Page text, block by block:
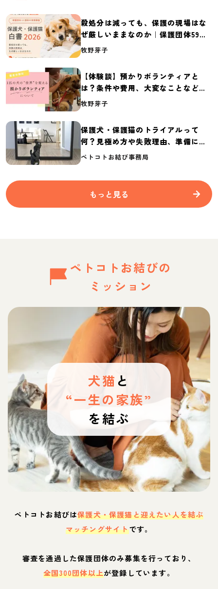
殺処分は減っても、保護の現場はな
ぜ厳しいままなのか｜保護団体59団
体の実態調査【保護犬・保護猫白書
牧野芽子
【体験談】預かりボランティアと
は？条件や費用、大変なことなど紹
介
牧野芽子
保護犬・保護猫のトライアルって
何？見極め方や失敗理由、準備に必
要なものを紹介
ペトコトお結び事務局
もっと見る
ペトコトお結びの
ミッション
犬猫 と
“一生の家族”
を結ぶ
ペトコトお結びは保護犬・保護猫と迎えたい人を結ぶ
マッチングサイトです。
審査を通過した保護団体のみ募集を行っており、
全国300団体以上が登録しています。